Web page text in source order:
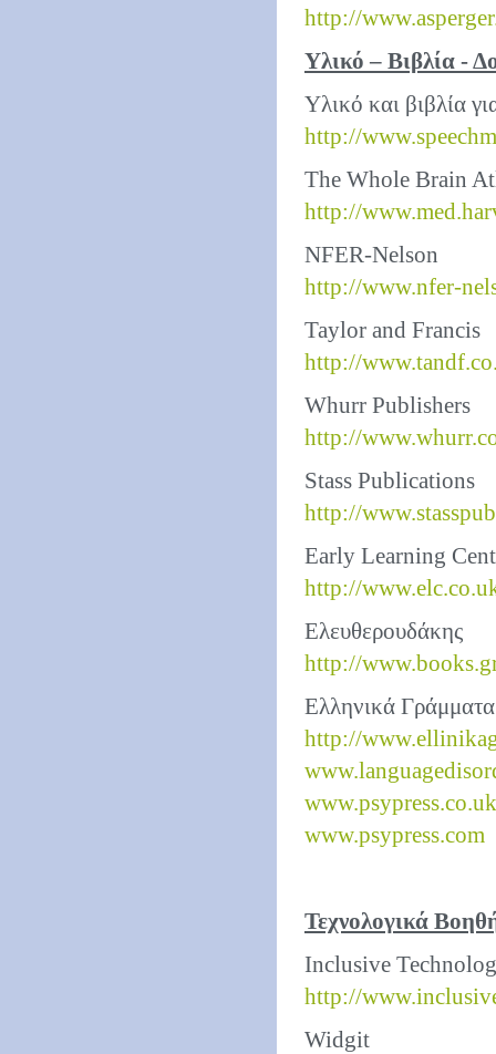
http://
Υλικό – Βιβλία -
Υλικό και βιβλία
http://
The Whole Brain
http://
NFER-Nelson
http://www.nfer-
Taylor and Francis
http://
Whurr Publishers
http://
Stass Publications
http://
Early Learning
http://
Ελευθερουδάκης
http://
Ελληνικά Γράμματα
http://
www.psypress.co.uk
www.psypress.com
Τεχνολογικά
Inclusive
http://
Widgit